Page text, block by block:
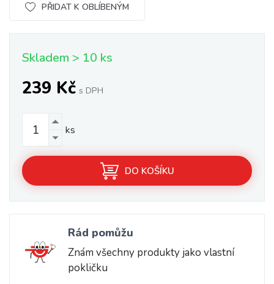
PŘIDAT K OBLÍBENÝM
Skladem > 10 ks
239 Kč s DPH
ks
DO KOŠÍKU
Rád pomůžu
Znám všechny produkty jako vlastní
pokličku